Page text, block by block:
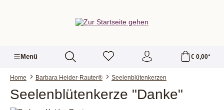
Menü € 0,00*
Home Barbara Heider-Rauter® Seelenblütenkerzen
Seelenblütenkerze "Danke"